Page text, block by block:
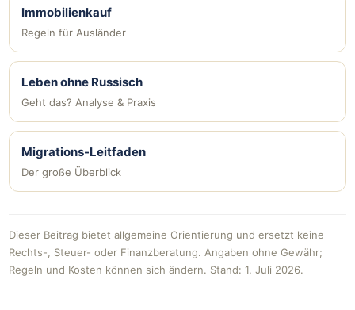
Immobilienkauf
Regeln für Ausländer
Leben ohne Russisch
Geht das? Analyse & Praxis
Migrations-Leitfaden
Der große Überblick
Dieser Beitrag bietet allgemeine Orientierung und ersetzt keine
Rechts-, Steuer- oder Finanzberatung. Angaben ohne Gewähr;
Regeln und Kosten können sich ändern. Stand: 1. Juli 2026.